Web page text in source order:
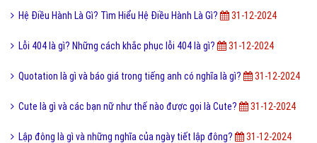
Hệ Điều Hành Là Gì? Tìm Hiểu Hệ Điều Hành Là Gì? 31-12-2024
Lỗi 404 là gì? Những cách khắc phục lỗi 404 là gì? 31-12-2024
Quotation là gì và báo giá trong tiếng anh có nghĩa là gì? 31-12-2024
Cute là gì và các bạn nữ như thế nào được gọi là Cute? 31-12-2024
Lập đông là gì và những nghĩa của ngày tiết lập đông? 31-12-2024